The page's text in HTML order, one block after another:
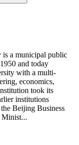
is a municipal public
and today
with a multi-
economics,
took its
institutions
Beijing Business
Minist...